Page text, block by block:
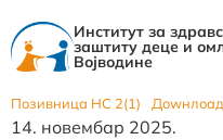
Институт за
заштиту деце и
Војводине
Позивница НС 2(1) Доwнлоад
14. новембар 2025.